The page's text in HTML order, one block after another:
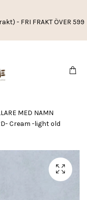
- FRI FRAKT ÖVER 599
MED NAMN
Cream -light old